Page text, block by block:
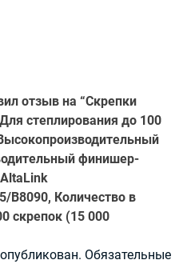
отзыв на “Скрепки
степлирования до 100
финишер-
B8090, Количество в
скрепок (15 000
Обязательные